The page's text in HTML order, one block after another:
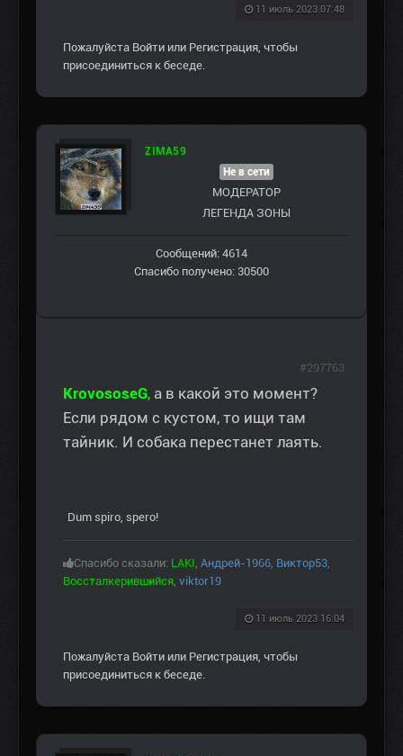
11 июль 2023 07:48
Пожалуйста Войти или Регистрация , чтобы
присоединиться к беседе.
ZIMA59
Не в сети
МОДЕРАТОР
ЛЕГЕНДА ЗОНЫ
Сообщений: 4614
Спасибо получено: 30500
KrovososeG, а в какой это момент?
Если рядом с кустом, то ищи там
тайник. И собака перестанет лаять.
Dum spiro, spero!
Спасибо сказали: LAKI Андрей-1966 Виктор53
Воссталкерившийся viktor19
11 июль 2023 16:04
#297763
Пожалуйста Войти или Регистрация , чтобы
присоединиться к беседе.